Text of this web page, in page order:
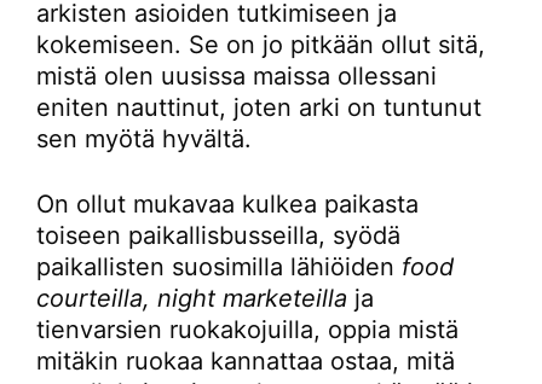
arkisten asioiden tutkimiseen ja
kokemiseen. Se on jo pitkään ollut sitä,
mistä olen uusissa maissa ollessani
eniten nauttinut, joten arki on tuntunut
sen myötä hyvältä.
On ollut mukavaa kulkea paikasta
toiseen paikallisbusseilla, syödä
paikallisten suosimilla lähiöiden food
courteilla, night marketeilla ja
tienvarsien ruokakojuilla, oppia mistä
mitäkin ruokaa kannattaa ostaa, mitä